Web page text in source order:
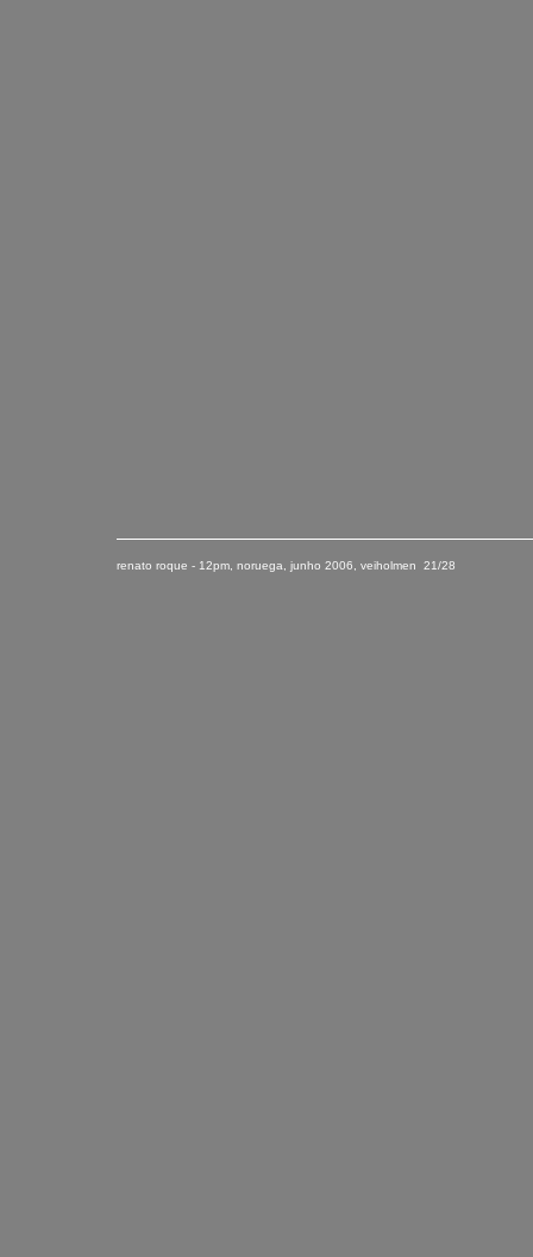
renato roque - 12pm, noruega junho 2006 , veiholmen 21/28